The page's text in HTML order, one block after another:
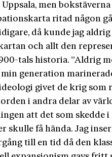
men
ritad någon
då kunde jag
och allt den
tals historia. ”Aldrig
generation
givet de krig som
i andra delar av
att det som skedde i
skulle få hända. Jag
till en tid då den